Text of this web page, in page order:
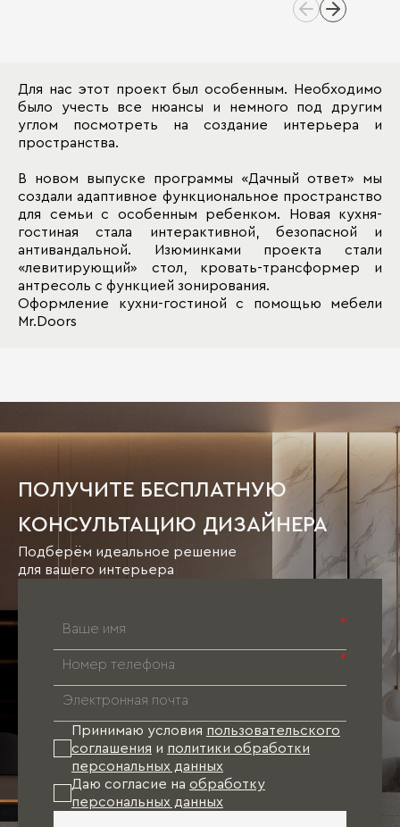
Для нас этот проект был особенным. Необходимо
было учесть все нюансы и немного под другим
углом посмотреть на создание интерьера и
пространства.
В новом выпуске программы «Дачный ответ» мы
создали адаптивное функциональное пространство
для семьи с особенным ребенком. Новая кухня-
гостиная стала интерактивной, безопасной и
антивандальной. Изюминками проекта стали
«левитирующий» стол, кровать-трансформер и
антресоль с функцией зонирования.
Оформление кухни-гостиной с помощью мебели
Mr.Doors
ПОЛУЧИТЕ БЕСПЛАТНУЮ
КОНСУЛЬТАЦИЮ ДИЗАЙНЕРА
Подберём идеальное решение
для вашего интерьера
*
*
Принимаю условия пользовательского
соглашения и политики обработки
персональных данных
Даю согласие на обработку
персональных данных